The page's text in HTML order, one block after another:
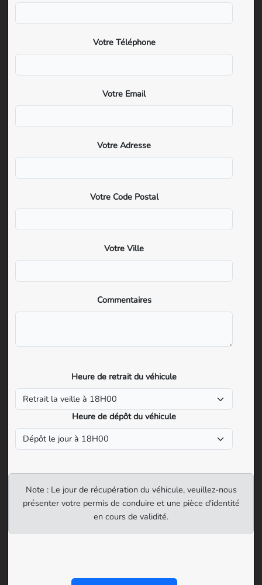
Votre Téléphone
Votre Email
Votre Adresse
Votre Code Postal
Votre Ville
Commentaires
Heure de retrait du véhicule
Heure de dépôt du véhicule
Note : Le jour de récupération du véhicule, veuillez-nous
présenter votre permis de conduire et une pièce d'identité
en cours de validité.